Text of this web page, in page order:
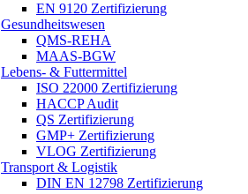
EN 9120 Zertifizierung
Gesundheitswesen
QMS-REHA
MAAS-BGW
Lebens- & Futtermittel
ISO 22000 Zertifizierung
HACCP Audit
QS Zertifizierung
GMP+ Zertifizierung
VLOG Zertifizierung
Transport & Logistik
DIN EN 12798 Zertifizierung